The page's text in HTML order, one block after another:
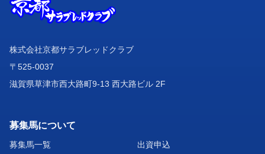
株式会社京都サラブレッドクラブ
〒525-0037
滋賀県草津市西大路町9-13 西大路ビル 2F
募集馬について
募集馬一覧
出資申込